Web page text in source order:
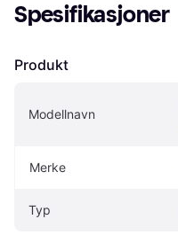
Spesifikasjoner
Produkt
Modellnavn
Merke
Typ